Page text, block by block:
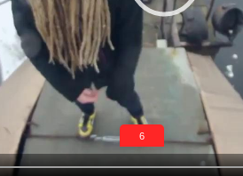
5